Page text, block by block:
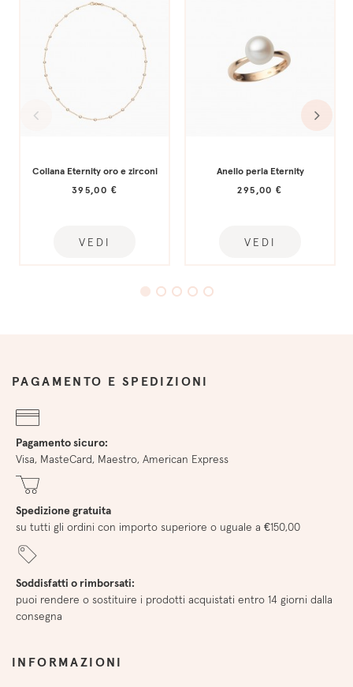
Collana Eternity oro e zirconi
395,00 €
VEDI
Anello perla Eternity
295,00 €
VEDI
PAGAMENTO E SPEDIZIONI
Pagamento sicuro:
Visa, MasteCard, Maestro, American Express
Spedizione gratuita
su tutti gli ordini con importo superiore o uguale a €150,00
Soddisfatti o rimborsati:
puoi rendere o sostituire i prodotti acquistati entro 14 giorni dalla
consegna
INFORMAZIONI